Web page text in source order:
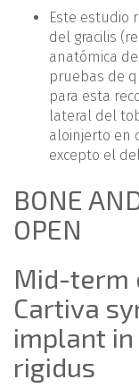
Este estudio
del gracilis
anatómica
pruebas de
para esta
lateral del
aloinjerto en
excepto el
BONE
OPEN
Mid-term
Cartiva
implant
rigidus